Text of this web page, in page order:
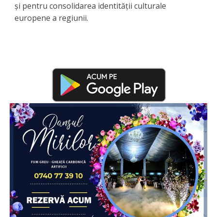
și pentru consolidarea identității culturale
europene a regiunii.